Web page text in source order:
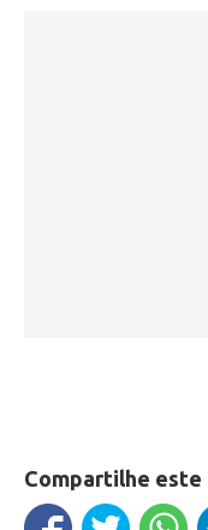
Compartilhe este